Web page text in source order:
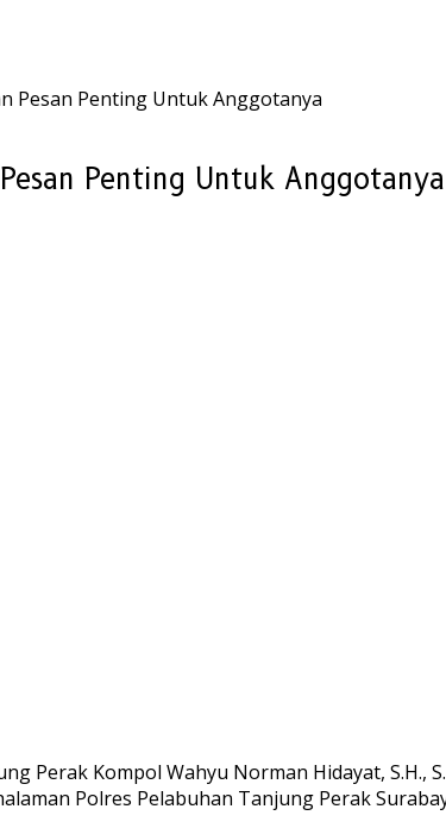
Pesan Penting Untuk Anggotanya
Penting Untuk Anggotanya
Perak Kompol Wahyu Norman Hidayat, S.H.,
Polres Pelabuhan Tanjung Perak